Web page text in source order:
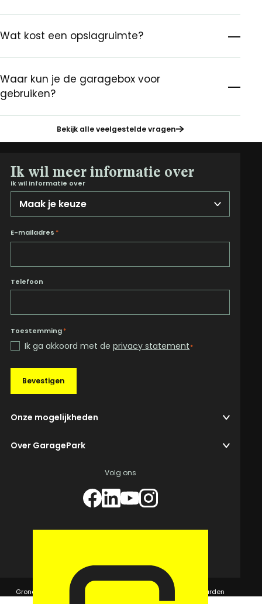
Wat kost een opslagruimte?
Waar kun je de garagebox voor
gebruiken?
Bekijk alle veelgestelde vragen
Ik wil meer informatie over
Ik wil informatie over
E-mailadres *
Telefoon
Toestemming*
Ik ga akkoord met deprivacy statement*
Bevestigen
Onze mogelijkheden
Over GaragePark
Volg ons
© 2026 GaragePark.
Grondposities
365Beheer & GaragePark Algemene voorwaarden